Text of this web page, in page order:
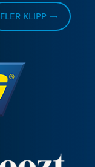
FLER KLIPP →